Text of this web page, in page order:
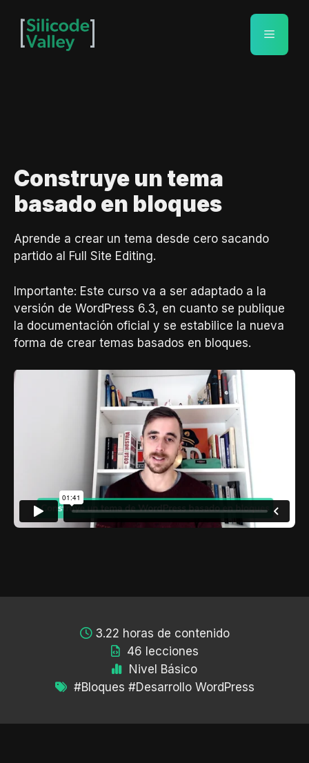
contenido
Menú
Construye un tema
basado en bloques
Aprende a crear un tema desde cero sacando
partido al Full Site Editing.
Importante: Este curso va a ser adaptado a la
versión de WordPress 6.3, en cuanto se publique
la documentación oficial y se estabilice la nueva
forma de crear temas basados en bloques.
3.22 horas de contenido
46 lecciones
Nivel Básico
#Bloques #Desarrollo WordPress